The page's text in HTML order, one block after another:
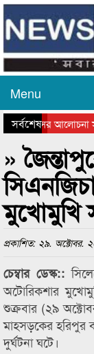
Menu
সর্বশেষ
দিবসের আলোচনা
সভা ও সম্মাননা
»
মুখোমুখি
প্রকাশিত: ২৯. অক্টোবর.
চেম্বার ডেস্ক::
অটোরিকশার
শুক্রবার (২৯
মাহসড়কের হরিপুর
দুর্ঘটনা ঘটে।